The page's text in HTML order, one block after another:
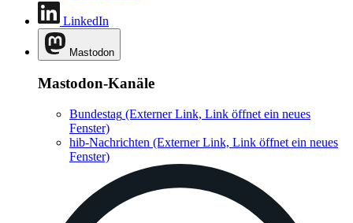
LinkedIn
Mastodon
Mastodon-Kanäle
Bundestag (Externer Link, Link öffnet ein neues
Fenster)
hib-Nachrichten (Externer Link, Link öffnet ein neues
Fenster)